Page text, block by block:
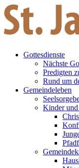
Gottesdienste
Nächste
Predigten
Rund um
Gemeindeleben
Kinder und